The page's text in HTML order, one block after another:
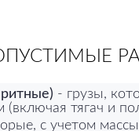
- грузы,
тягач и
с учетом